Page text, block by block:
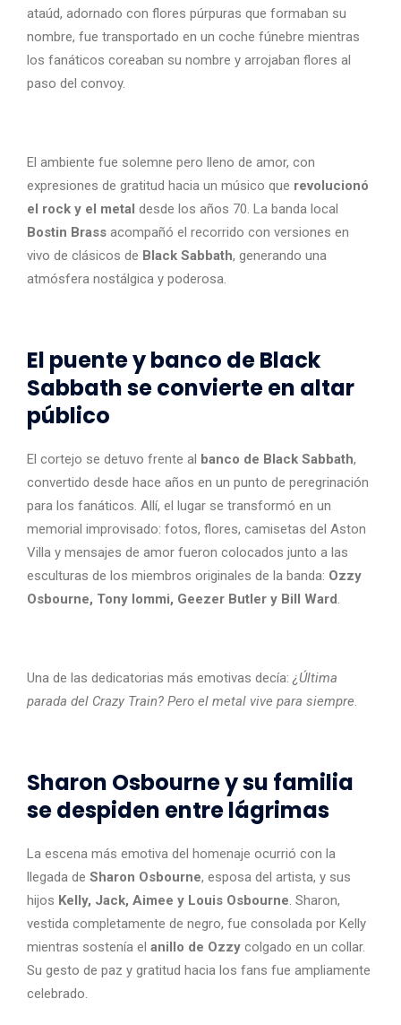
ataúd, adornado con flores púrpuras que formaban su
nombre, fue transportado en un coche fúnebre mientras
los fanáticos coreaban su nombre y arrojaban flores al
paso del convoy.
El ambiente fue solemne pero lleno de amor, con
expresiones de gratitud hacia un músico que revolucionó
el rock y el metal desde los años 70. La banda local
Bostin Brass acompañó el recorrido con versiones en
vivo de clásicos de Black Sabbath, generando una
atmósfera nostálgica y poderosa.
El puente y banco de Black
Sabbath se convierte en altar
público
El cortejo se detuvo frente al banco de Black Sabbath,
convertido desde hace años en un punto de peregrinación
para los fanáticos. Allí, el lugar se transformó en un
memorial improvisado: fotos, flores, camisetas del Aston
Villa y mensajes de amor fueron colocados junto a las
esculturas de los miembros originales de la banda: Ozzy
Osbourne, Tony Iommi, Geezer Butler y Bill Ward.
Una de las dedicatorias más emotivas decía: ¿Última
parada del Crazy Train? Pero el metal vive para siempre.
Sharon Osbourne y su familia
se despiden entre lágrimas
La escena más emotiva del homenaje ocurrió con la
llegada de Sharon Osbourne, esposa del artista, y sus
hijos Kelly, Jack, Aimee y Louis Osbourne. Sharon,
vestida completamente de negro, fue consolada por Kelly
mientras sostenía el anillo de Ozzy colgado en un collar.
Su gesto de paz y gratitud hacia los fans fue ampliamente
celebrado.